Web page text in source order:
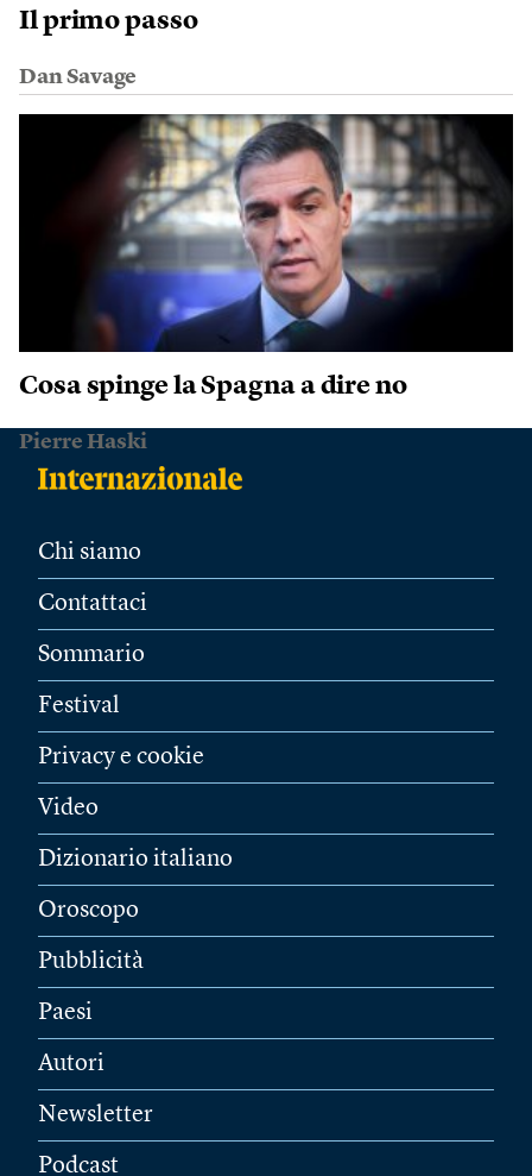
Il primo passo
Dan Savage
Cosa spinge la Spagna a dire no
Pierre Haski
Chi siamo
Contattaci
Sommario
Festival
Privacy e cookie
Video
Dizionario italiano
Oroscopo
Pubblicità
Paesi
Autori
Newsletter
Podcast